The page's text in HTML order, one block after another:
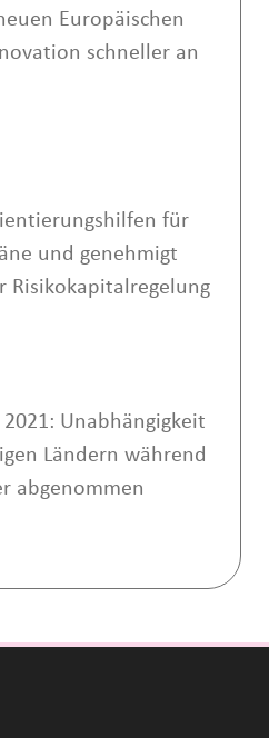
Europäischen
schneller an
für
und genehmigt
Risikokapitalregelung
Unabhängigkeit
Ländern während
abgenommen